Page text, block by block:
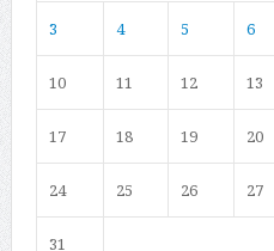
3 4 5 6
10 11 12 13
17 18 19 20
24 25 26 27
31